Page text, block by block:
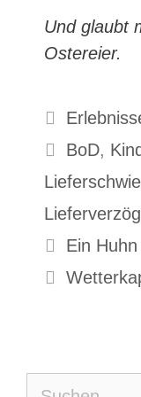
Und glaubt
Ostereier.
BoD,
Ein